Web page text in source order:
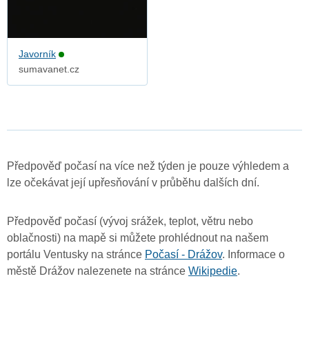
Javorník
sumavanet.cz
Předpověď počasí na více než týden je pouze výhledem a
lze očekávat její upřesňování v průběhu dalších dní.
Předpověď počasí (vývoj srážek, teplot, větru nebo
oblačnosti) na mapě si můžete prohlédnout na našem
portálu Ventusky na stránce Počasí - Drážov. Informace o
městě Drážov nalezenete na stránce Wikipedie.